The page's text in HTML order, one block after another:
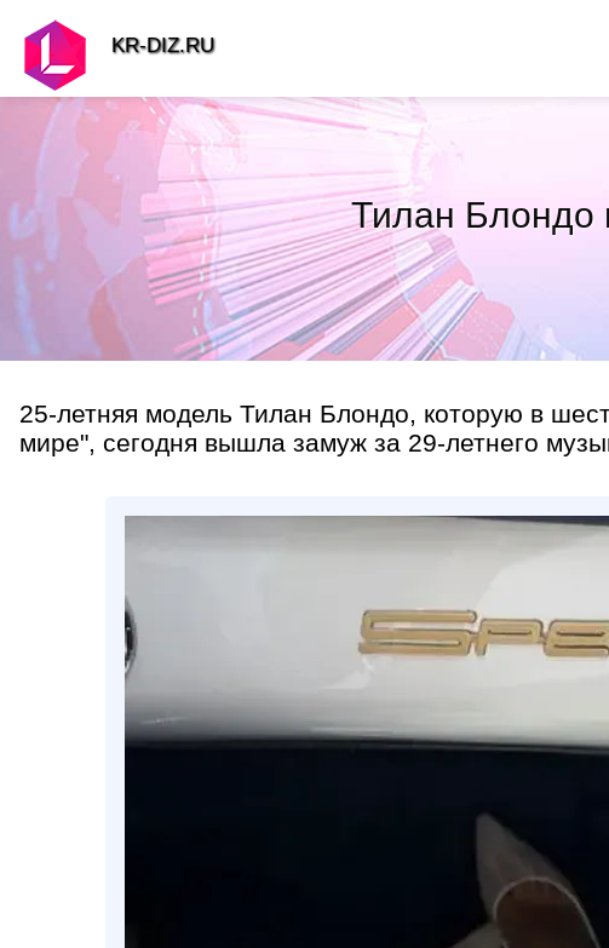
Тилан Блондо
25-летняя модель Тилан Блондо, которую в
мире", сегодня вышла замуж за 29-летнего
KR-DIZ.RU